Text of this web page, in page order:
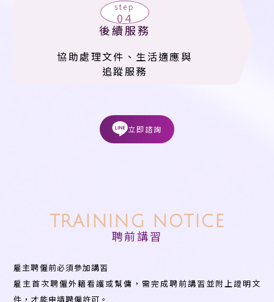
step
04
後續服務
協助處理文件、生活適應與
追蹤服務
立即諮詢
TRAINING NOTICE
聘前講習
雇主聘僱前必須參加講習
雇主首次聘僱外籍看護或幫傭，需完成聘前講習並附上證明文
件，才能申請聘僱許可。